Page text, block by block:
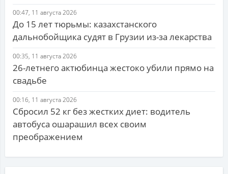
00:47, 11 августа 2026
До 15 лет тюрьмы: казахстанского
дальнобойщика судят в Грузии из-за лекарства
00:35, 11 августа 2026
26-летнего актюбинца жестоко убили прямо на
свадьбе
00:16, 11 августа 2026
Сбросил 52 кг без жестких диет: водитель
автобуса ошарашил всех своим
преображением